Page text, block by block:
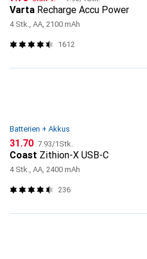
Varta Recharge Accu Power
4 Stk., AA, 2100 mAh
1612
Batterien + Akkus
CHF
31.70 CHF
7.93/1Stk.
Coast Zithion-X USB-C
4 Stk., AA, 2400 mAh
236